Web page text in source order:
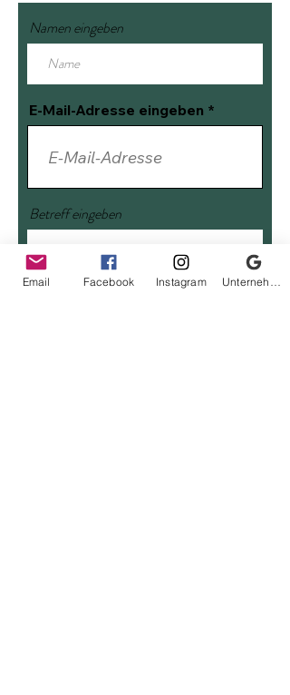
Namen eingeben
E-Mail-Adresse eingeben
Betreff eingeben
Email Facebook Instagram